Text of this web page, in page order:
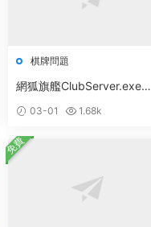
棋牌問題
網狐旗艦ClubServer.exe數
[ 0x80040e4d ]
03-01 1.68k
免費